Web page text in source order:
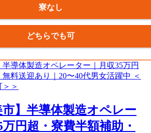
寮なし
どちらでも可
市】半導体製造オペレー
円超・寮費半額補助・